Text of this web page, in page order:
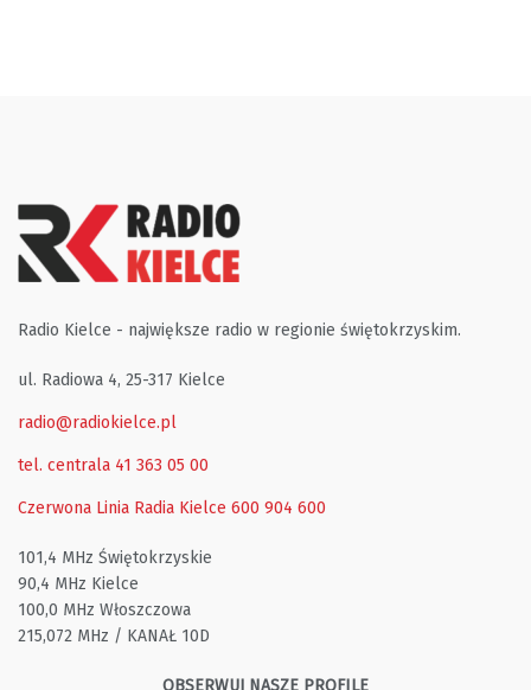
Radio Kielce - największe radio w regionie świętokrzyskim.
ul. Radiowa 4, 25-317 Kielce
radio@radiokielce.pl
tel. centrala 41 363 05 00
Czerwona Linia Radia Kielce 600 904 600
101,4 MHz Świętokrzyskie
90,4 MHz Kielce
100,0 MHz Włoszczowa
215,072 MHz / KANAŁ 10D
OBSERWUJ NASZE PROFILE